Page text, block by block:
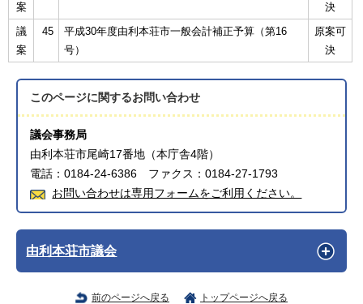
案
決
議
案
45
平成30年度由利本荘市一般会計補正予算（第16
号）
原案可
決
このページに関するお問い合わせ
議会事務局
由利本荘市尾崎17番地（本庁舎4階）
電話：0184-24-6386 ファクス：0184-27-1793
お問い合わせは専用フォームをご利用ください。
由利本荘市議会
前のページへ戻る トップページへ戻る